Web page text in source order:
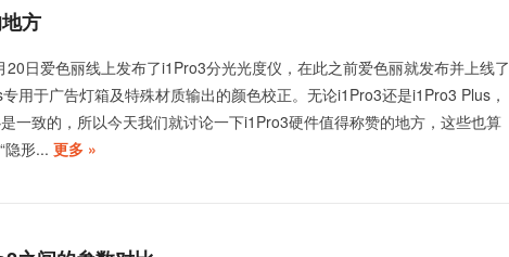
方
20日爱色丽线上发布了i1Pro3分光光度仪，在此之前爱色丽就发布并上线了
用于广告灯箱及特殊材质输出的颜色校正。无论i1Pro3还是i1Pro3 Plus，
一致的，所以今天我们就讨论一下i1Pro3硬件值得称赞的地方，这些也算
隐形... 更多 »